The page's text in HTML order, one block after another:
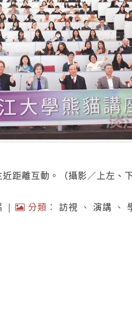
近距離互動。（攝影／上左
| 分類： 訪視 、 演講 、